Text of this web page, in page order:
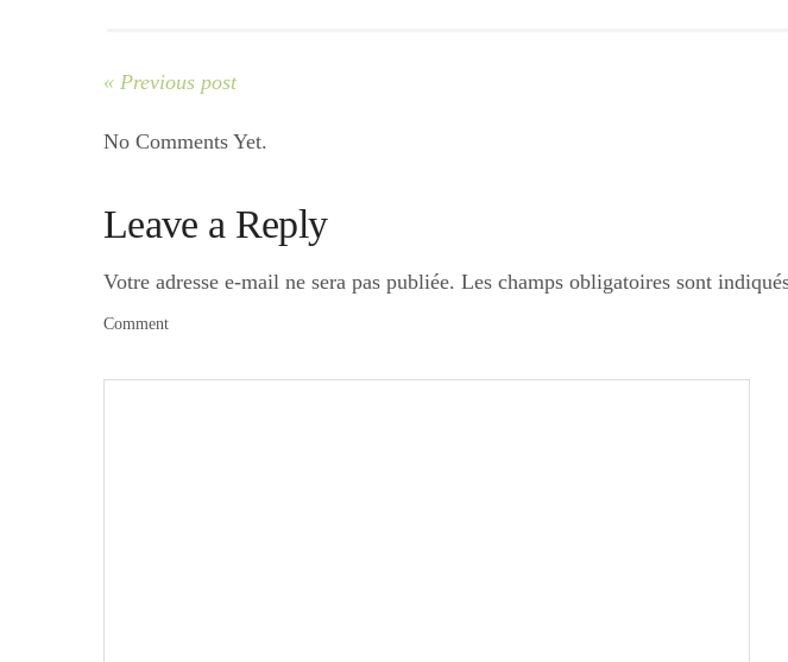
« Previous post
No Comments Yet.
Leave a Reply
Votre adresse e-mail ne sera pas publiée. Les champs obligatoires sont
Comment